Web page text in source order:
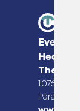
1076 EE
Para